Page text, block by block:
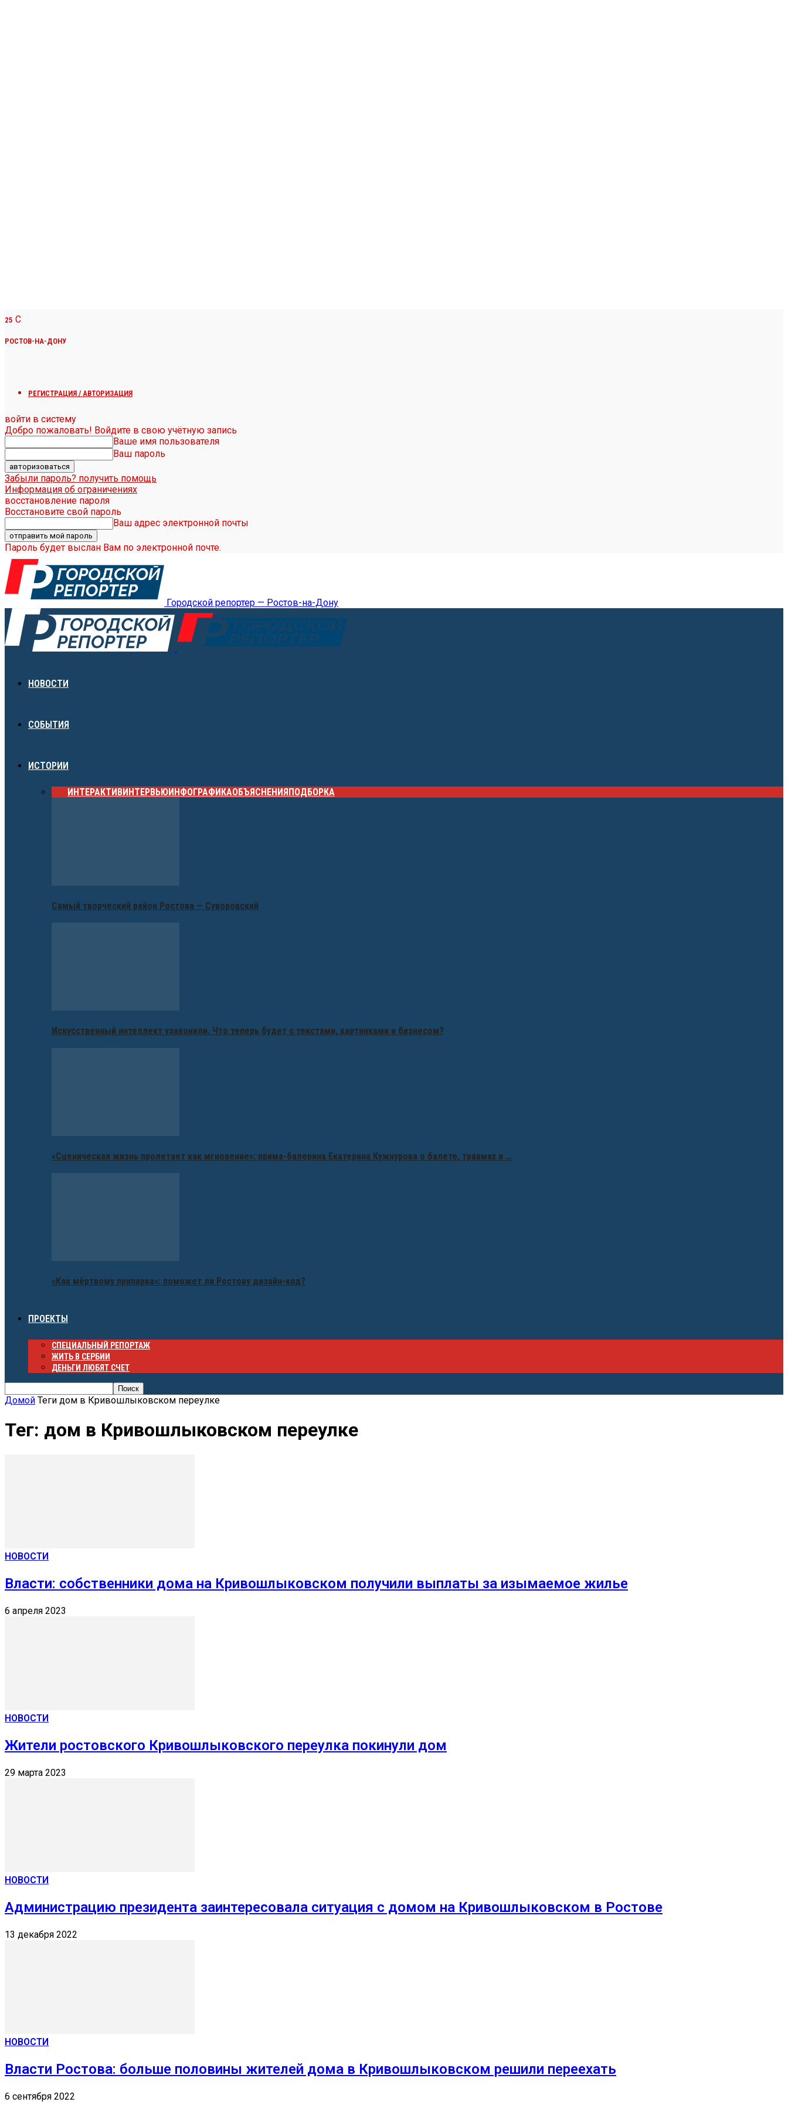
25 C
РОСТОВ-НА-ДОНУ
РЕГИСТРАЦИЯ / АВТОРИЗАЦИЯ
войти в систему
Добро пожаловать! Войдите в свою учётную запись
Ваше имя пользователя
Ваш пароль
Забыли пароль? получить помощь
Информация об ограничениях
восстановление пароля
Восстановите свой пароль
Ваш адрес электронной почты
Пароль будет выслан Вам по электронной почте.
Городской репортер — Ростов-на-Дону
НОВОСТИ
СОБЫТИЯ
ИСТОРИИ
ИНТЕРАКТИВИНТЕРВЬЮИНФОГРАФИКАОБЪЯСНЕНИЯПОДБОРКА
Самый творческий район Ростова — Суворовский
Искусственный интеллект узаконили. Что теперь будет с текстами, картинками и бизнесом?
«Сценическая жизнь пролетает как мгновение»: прима-балерина Екатерина Кужнурова о балете, травмах и …
«Как мёртвому припарка»: поможет ли Ростову дизайн-код?
ПРОЕКТЫ
СПЕЦИАЛЬНЫЙ РЕПОРТАЖ
ЖИТЬ В СЕРБИИ
ДЕНЬГИ ЛЮБЯТ СЧЕТ
Домой Теги дом в Кривошлыковском переулке
Тег: дом в Кривошлыковском переулке
НОВОСТИ
Власти: собственники дома на Кривошлыковском получили выплаты за изымаемое жилье
6 апреля 2023
НОВОСТИ
Жители ростовского Кривошлыковского переулка покинули дом
29 марта 2023
НОВОСТИ
Администрацию президента заинтересовала ситуация с домом на Кривошлыковском в Ростове
13 декабря 2022
НОВОСТИ
Власти Ростова: больше половины жителей дома в Кривошлыковском решили переехать
6 сентября 2022